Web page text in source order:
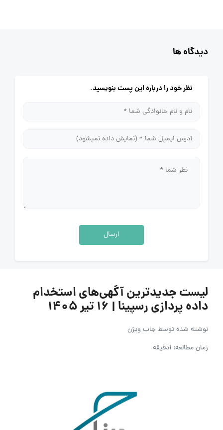
دیدگاه ها
نظر خود را درباره این پست بنویسید.
ارسال
لیست جدیدترین آگهی‌های استخدام
داده پردازی رسپینا | ۱۶ تیر ۱۴۰۵
نوشته شده توسطجاب ویژن
زمان مطالعه: 1دقیقه